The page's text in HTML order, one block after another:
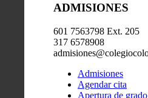
ADMISIONES
601 7563798 Ext. 205
317 6578908
Admisiones
Agendar cita
Apertura de